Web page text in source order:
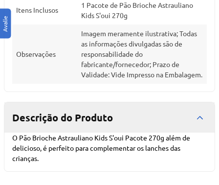
Itens Inclusos
1 Pacote de Pão Brioche Astrauliano
Kids S'oui 270g
Observações
Imagem meramente ilustrativa; Todas
as informações divulgadas são de
responsabilidade do
fabricante/fornecedor; Prazo de
Validade: Vide Impresso na Embalagem.
Descrição do Produto
O Pão Brioche Astrauliano Kids S'oui Pacote 270g além de
delicioso, é perfeito para complementar os lanches das
crianças.